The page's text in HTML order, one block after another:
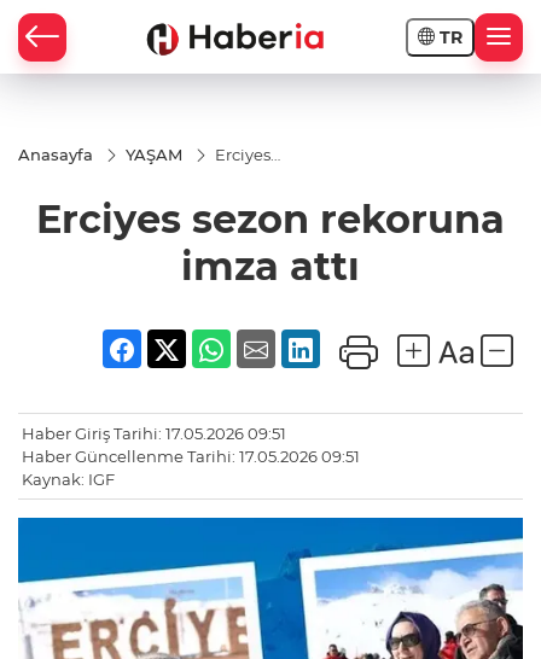
TR
Anasayfa YAŞAM
Erciyes
imza attı
Erciyes sezon rekoruna
imza attı
Haber Giriş Tarihi: 17.05.2026 09:51
Haber Güncellenme Tarihi: 17.05.2026 09:51
Kaynak: IGF